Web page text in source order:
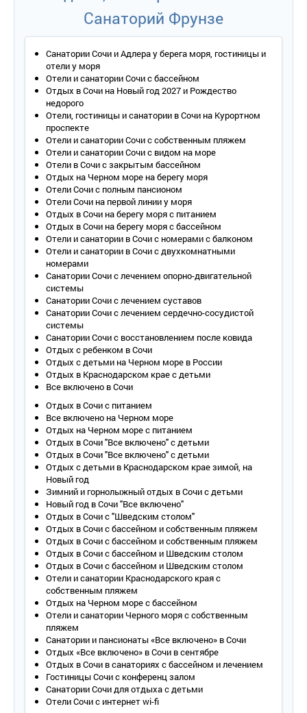
2-местный 1-комнатный 2-4 этаж корп. 2
Площадь – 18-20 кв.м.
Балкон – да, вид на море через парк.
Мебель – две односпальные кровати (есть совмещенные и
раздельные), прикроватные тумбочки, шкаф, туалетный с
толик с зеркалом, стул.
Оборудование – кондиционер, телевизор, холодильник,
настенные светильники, сейф, проводной интернет (можно
взять роутер напрокат).
Покрытие пола – ламинат.
Санузел – умывальник, зеркало, унитаз, ванна, полотенца (в
том числе пляжные), косметические принадлежности.
Сервис:
- уборка номера – ежедневно;
- смена белья – 1 раз в 3 дня;
- смена полотенец – 1 раз в 3 дня.
2-местный 1-комнатный 5-9 этаж корп. 2
Количество основных мест – 2.
Дополнительное место – 1 (кресло-кровать).
Площадь – 18-20 кв.м.
Балкон – да, вид на море.
Мебель – две односпальные кровати (есть совмещенные и
раздельные), прикроватные тумбочки, шкаф, туалетный с
толик с зеркалом, стул.
Оборудование – кондиционер, телевизор, холодильник,
настенные светильники, сейф, проводной интернет (можно
Покрытие пола – ламинат.
Санузел – умывальник, зеркало, унитаз, ванна, полотенца (в
том числе пляжные), косметические принадлежности.
Сервис:
- уборка номера – ежедневно;
- смена белья – 1 раз в 3 дня;
- смена полотенец – 1 раз в 3 дня.
1-местный 1-комнатный 2-4 этаж корп. 2
Количество основных мест – 1.
Дополнительное место – 1.
Площадь – 14,5 кв.м.
Балкон – да, вид на море или парк.
Мебель – одна кровать (ширина 1,4 м), прикроватные
тумбочки, шкаф, журнальный столик, стул, туалетный
столик с зеркалом.
Оборудование – кондиционер, телевизор, телефон,
холодильник, настенные светильники, проводной интернет
(можно взять роутер напрокат).
Покрытие пола – ламинат.
Санузел – умывальник, зеркало, унитаз, ванна, полотенца,
фен.
Сервис:
Санаторий Фрунзе
Санатории Сочи и Адлера у берега моря, гостиницы и
отели у моря
Отели и санатории Сочи с бассейном
Отдых в Сочи на Новый год 2027 и Рождество
недорого
Отели, гостиницы и санатории в Сочи на Курортном
проспекте
Отели и санатории Сочи с собственным пляжем
Отели и санатории Сочи с видом на море
Отели в Сочи с закрытым бассейном
Отдых на Черном море на берегу моря
Отели Сочи с полным пансионом
Отели Сочи на первой линии у моря
Отдых в Сочи на берегу моря с питанием
Отдых в Сочи на берегу моря с бассейном
Отели и санатории в Сочи с номерами с балконом
Отели и санатории в Сочи с двухкомнатными
номерами
Санатории Сочи с лечением опорно-двигательной
системы
Санатории Сочи с лечением суставов
Санатории Сочи с лечением сердечно-сосудистой
системы
Санатории Сочи с восстановлением после ковида
Отдых с ребенком в Сочи
Отдых с детьми на Черном море в России
Отдых в Краснодарском крае с детьми
Все включено в Сочи
Отдых в Сочи с питанием
Все включено на Черном море
Отдых на Черном море с питанием
Отдых в Сочи "Все включено" с детьми
Отдых в Сочи "Все включено" с детьми
Отдых с детьми в Краснодарском крае зимой, на
Новый год
Зимний и горнолыжный отдых в Сочи с детьми
Новый год в Сочи "Все включено"
Отдых в Сочи с "Шведским столом"
Отдых в Сочи с бассейном и собственным пляжем
Отдых в Сочи с бассейном и собственным пляжем
Отдых в Сочи с бассейном и Шведским столом
Отдых в Сочи с бассейном и Шведским столом
Отели и санатории Краснодарского края с
собственным пляжем
Отдых на Черном море с бассейном
Отели и санатории Черного моря с собственным
пляжем
Санатории и пансионаты «Все включено» в Сочи
Отдых «Все включено» в Сочи в сентябре
Отдых в Сочи в санаториях с бассейном и лечением
Гостиницы Сочи с конференц залом
Санатории Сочи для отдыха с детьми
Отели Сочи с интернет wi-fi